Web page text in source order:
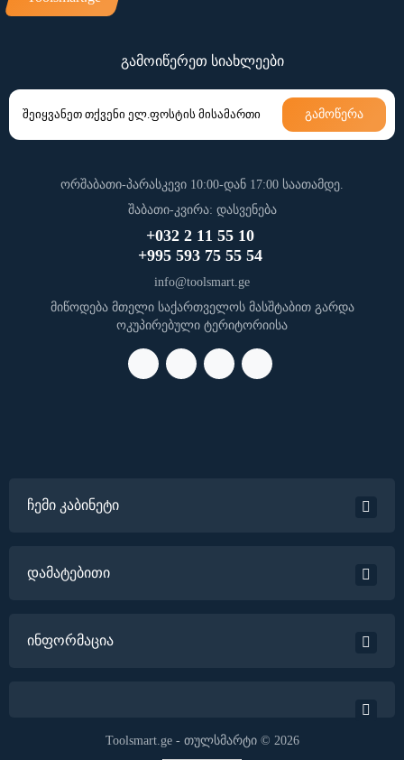
გამოიწერეთ სიახლეები
გამოწერა
ორშაბათი-პარასკევი 10:00-დან 17:00 საათამდე.
შაბათი-კვირა: დასვენება
+032 2 11 55 10
+995 593 75 55 54
info@toolsmart.ge
მიწოდება მთელი საქართველოს მასშტაბით გარდა
ოკუპირებული ტერიტორიისა
ჩემი კაბინეტი
დამატებითი
ინფორმაცია
Toolsmart.ge - თულსმარტი © 2026